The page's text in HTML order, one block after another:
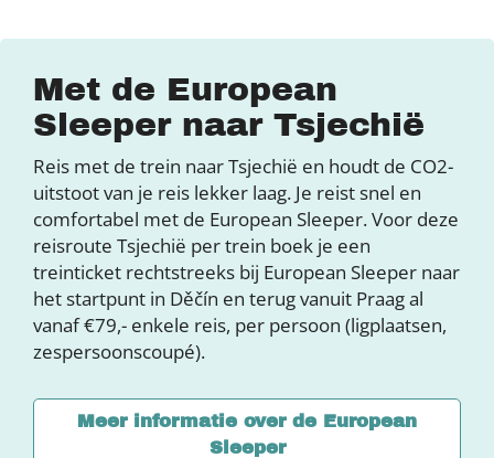
Met de European
Sleeper naar Tsjechië
Reis met de trein naar Tsjechië en houdt de CO2-
uitstoot van je reis lekker laag. Je reist snel en
comfortabel met de European Sleeper. Voor deze
reisroute Tsjechië per trein boek je een
treinticket rechtstreeks bij European Sleeper naar
het startpunt in Děčín en terug vanuit Praag al
vanaf €79,- enkele reis, per persoon (ligplaatsen,
zespersoonscoupé).
Meer informatie over de European
Sleeper